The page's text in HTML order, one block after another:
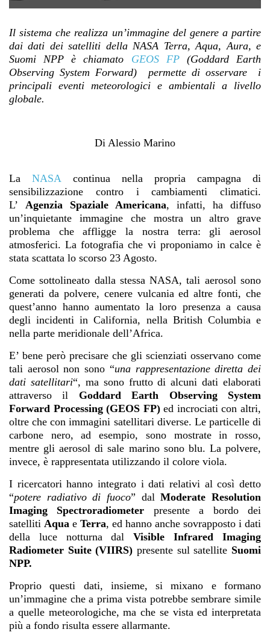
Il sistema che realizza un’immagine del genere a partire
dai dati dei satelliti della NASA Terra, Aqua, Aura, e
Suomi NPP è chiamato
GEOS FP
(Goddard Earth
Observing System Forward) permette di osservare i
principali eventi meteorologici e ambientali a livello
globale.
Di Alessio Marino
La NASA
continua nella propria campagna di
sensibilizzazione contro i cambiamenti climatici.
L’ Agenzia Spaziale Americana, infatti, ha diffuso
un’inquietante immagine che mostra un altro grave
problema che affligge la nostra terra: gli aerosol
atmosferici. La fotografia che vi proponiamo in calce è
stata scattata lo scorso 23 Agosto.
Come sottolineato dalla stessaNASA, tali aerosol sono
generati da polvere, cenere vulcania ed altre fonti, che
quest’anno hanno aumentato la loro presenza a causa
degli incidenti in California, nella British Columbia e
nella parte meridionale dell’Africa.
E’ bene però precisare che gli scienziati osservano come
tali aerosol non sono “una rappresentazione diretta dei
dati satellitari“, ma sono frutto di alcuni dati elaborati
attraverso il Goddard Earth Observing System
Forward Processing (GEOS FP)ed incrociati con altri,
oltre che con immagini satellitari diverse. Le particelle di
carbone nero, ad esempio, sono mostrate in rosso,
mentre gli aerosol di sale marino sono blu. La polvere,
invece, è rappresentata utilizzando il colore viola.
I ricercatori hanno integrato i dati relativi al così detto
“potere radiativo di fuoco” dalModerate Resolution
Imaging Spectroradiometer presente a bordo dei
satelliti Aqua e Terra, ed hanno anche sovrapposto i dati
della luce notturna dalVisible Infrared Imaging
Radiometer Suite (VIIRS) presente sul satellite Suomi
NPP.
Proprio questi dati, insieme, si mixano e formano
un’immagine che a prima vista potrebbe sembrare simile
a quelle meteorologiche, ma che se vista ed interpretata
più a fondo risulta essere allarmante.